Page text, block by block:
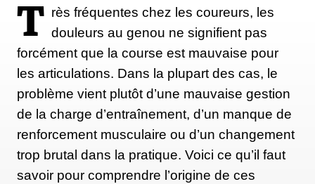
une collection de têtes couvertes d'un bonnet laine,
dépassant de l’eau glacée. Je suis également tombée
sur le livre «Wintering» de Katherine May, dans
lequel je me suis retrouvée à la lecture de la
description de son corps après la baignade : « Le
sang picote dans mes veines pendant des heures,
comme si on m'avait injecté un sérum magique »,
écrit-elle. Ce qui a confirmé ce que mon organisme
savait déjà : me plonger dans l'eau froide me faisait
T rès fréquentes chez les coureurs, les
douleurs au genou ne signifient pas
forcément que la course est mauvaise pour
les articulations. Dans la plupart des cas, le
problème vient plutôt d’une mauvaise gestion
de la charge d’entraînement, d’un manque de
renforcement musculaire ou d’un changement
trop brutal dans la pratique. Voici ce qu’il faut
savoir pour comprendre l’origine de ces